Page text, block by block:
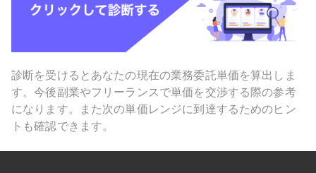
診断を受けるとあなたの現在の業務委託単価を算出しま
す。今後副業やフリーランスで単価を交渉する際の参考
になります。また次の単価レンジに到達するためのヒン
トも確認できます。